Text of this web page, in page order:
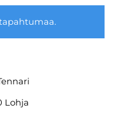
Lohja